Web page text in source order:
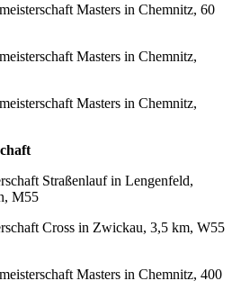
Masters in Chemnitz, 60
Masters in Chemnitz,
Masters in Chemnitz,
Straßenlauf in Lengenfeld,
M55
Cross in Zwickau, 3,5 km, W55
Masters in Chemnitz, 400